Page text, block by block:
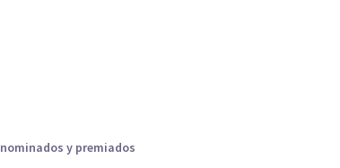
y premiados